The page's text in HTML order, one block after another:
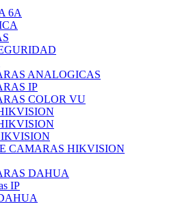
6A
ANALOGICAS
IP
COLOR VU
CAMARAS HIKVISION
DAHUA
IP